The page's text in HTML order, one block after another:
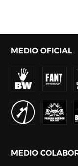
MEDIO OFICIAL
MEDIO